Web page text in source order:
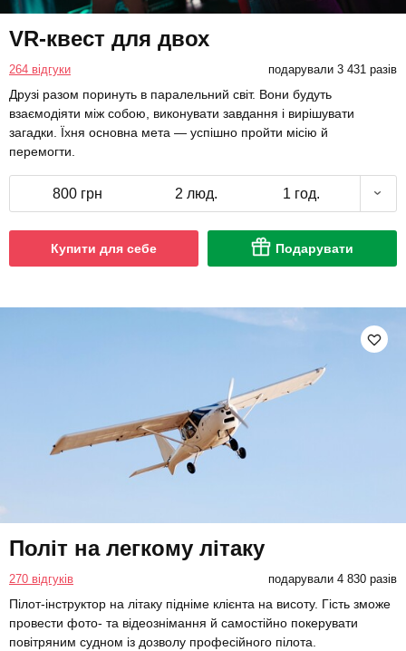
VR-квест для двох
264 відгуки подарували 3 431 разів
Друзі разом поринуть в паралельний світ. Вони будуть
взаємодіяти між собою, виконувати завдання і вирішувати
загадки. Їхня основна мета — успішно пройти місію й
перемогти.
800 грн 2 люд. 1 год.
Купити для себе Подарувати
Політ на легкому літаку
270 відгуків подарували 4 830 разів
Пілот-інструктор на літаку підніме клієнта на висоту. Гість зможе
провести фото- та відеознімання й самостійно покерувати
повітряним судном із дозволу професійного пілота.